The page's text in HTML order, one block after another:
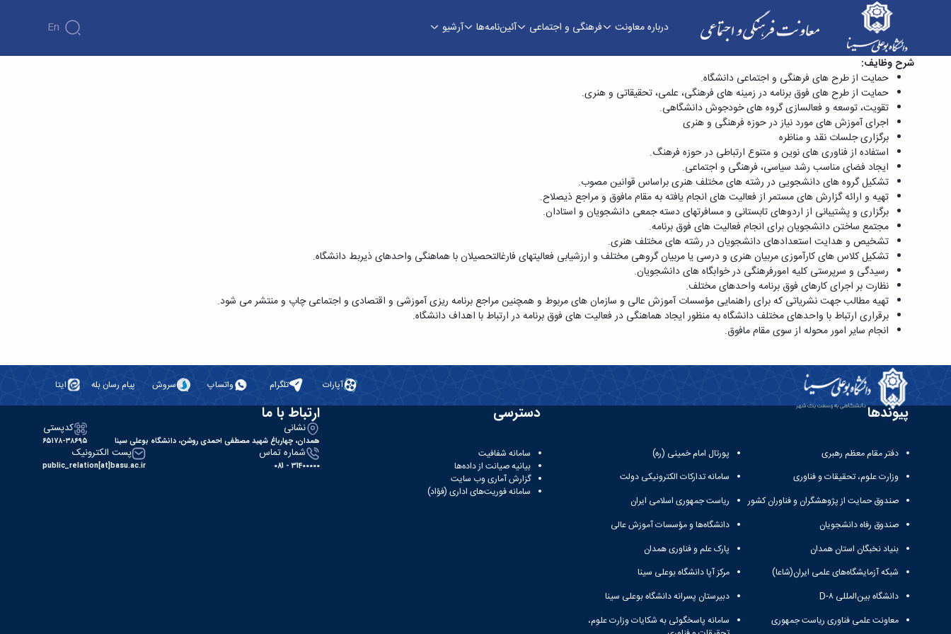
درباره معاونت فرهنگی و اجتماعی آئین‌نامه‌ها آرشیو En
مدیر حمایت و پشتیبانی فرهنگی و اجتماعی دانشگاه - معاونت فرهنگی
شرح وظایف:
حمایت از طرح­ های فرهنگی و اجتماعی دانشگاه.
حمایت از طرح­ های فوق ­برنامه در زمینه­ های فرهنگی، علمی، تحقیقاتی و هنری.
تقویت، توسعه و فعال­سازی گروه­ های خودجوش دانشگاهی.
اجرای آموزش های مورد نیاز در حوزه فرهنگی و هنری
برگزاری جلسات نقد و مناظره
استفاده از فناوری­ های نوین و متنوع ارتباطی در حوزه فرهنگ.
ایجاد فضای مناسب رشد سیاسی، فرهنگی و اجتماعی.
تشکیل گروه ­های دانشجویی در رشته­ های مختلف هنری براساس قوانین مصوب.
تهیه و ارائه گزارش­ های مستمر از فعالیت­ های انجام یافته به مقام مافوق و مراجع ذی­صلاح.
برگزاری و پشتیبانی از اردوهای تابستانی و مسافرت­های دسته جمعی دانشجویان و استادان.
مجتمع ساختن دانشجویان برای انجام فعالیت­ های فوق برنامه.
تشخیص و هدایت استعدادهای دانشجویان در رشته­ های مختلف هنری.
تشکیل کلاس ­های کارآموزی مربیان هنری و درسی یا مربیان گروهی مختلف و ارزشیابی فعالیت­های فارغ­التحصیلان با هماهنگی واحدهای ذی­ربط دانشگاه.
رسیدگی و سرپرستی کلیه امورفرهنگی در خوابگاه­ های دانشجویان.
نظارت بر اجرای کارهای فوق­ برنامه واحدهای مختلف.
تهیه مطالب جهت نشریاتی که برای راهنمایی مؤسسات آموزش عالی و سازمان­ های مربوط و همچنین مراجع برنامه­ ریزی آموزشی و اقتصادی و اجتماعی چاپ و منتشر می شود.
برقراری ارتباط با واحدهای مختلف دانشگاه به منظور ایجاد هماهنگی در فعالیت­ های فوق برنامه در ارتباط با اهداف دانشگاه.
انجام سایر امور محوله از سوی مقام مافوق.
آپارات تلگرام واتساپ سروش پیام رسان بله ایتا
پیوندها
دفتر مقام معظم رهبری
وزارت علوم، تحقیقات و فناوری
صندوق حمایت از پژوهشگران و فناوران کشور
صندوق رفاه دانشجویان
بنیاد نخبگان استان همدان
شبکه آزمایشگاه‌های علمی ایران(شاعا)
دانشگاه بین‌المللی D-۸
معاونت علمی فناوری ریاست جمهوری
پورتال امام خمینی (ره)
سامانه تدارکات الکترونیکی دولت
ریاست جمهوری اسلامی ایران
دانشگاه‌ها و مؤسسات آموزش عالی
پارک علم و فناوری همدان
مرکز آپا دانشگاه بوعلی سینا
دبیرستان پسرانه دانشگاه بوعلی سینا
سامانه پاسخگوئی به شکایات وزارت علوم،
دسترسی
سامانه شفافیت
بیانیه صیانت از داده‌ها
گزارش آماری وب‌ سایت
سامانه فوریت‌های اداری (فؤاد)
ارتباط با ما
نشانی
همدان، چهارباغ شهید مصطفی احمدی روشن، دانشگاه بوعلی سینا
کدپستی
۶۵۱۷۸-۳۸۶۹۵
شماره تماس
31400000 - 081
پست الکترونیک
public_relation[at]basu.ac.ir